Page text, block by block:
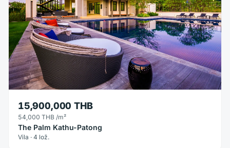
15,900,000 THB
54,000 THB /m²
The Palm Kathu-Patong
Vila · 4 lož.